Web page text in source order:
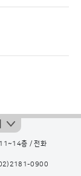
층 / 전화
0900